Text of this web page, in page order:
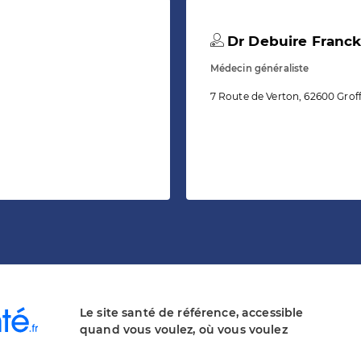
Dr Debuire Franck
Médecin généraliste
7 Route de Verton, 62600
Le site santé de référence, accessible
quand vous voulez, où vous voulez